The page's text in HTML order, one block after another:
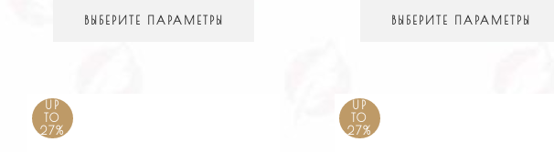
ВЫБЕРИТЕ ПАРАМЕТРЫ ВЫБЕРИТЕ ПАРАМЕТРЫ
UP
TO
27%
UP
TO
27%